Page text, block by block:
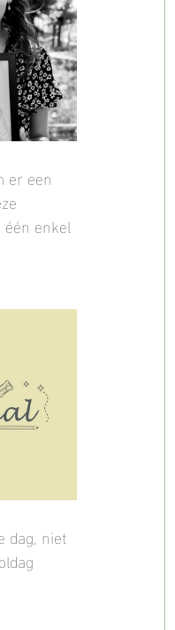
er een
enkel
dag, niet